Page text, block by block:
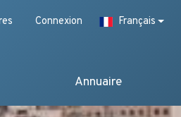
Connexion Français
Annuaire